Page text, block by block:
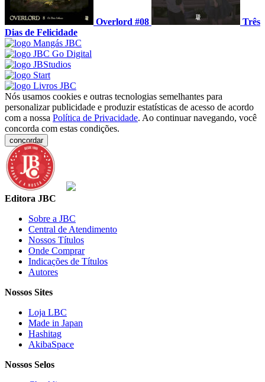
Overlord #08
Três
Dias de Felicidade
Nós usamos cookies e outras tecnologias semelhantes para
personalizar publicidade e produzir estatísticas de acesso de acordo
com a nossa Política de Privacidade. Ao continuar navegando, você
concorda com estas condições.
concordar
Editora JBC
Sobre a JBC
Central de Atendimento
Nossos Títulos
Onde Comprar
Indicações de Títulos
Autores
Nossos Sites
Loja LBC
Made in Japan
Hashitag
AkibaSpace
Nossos Selos